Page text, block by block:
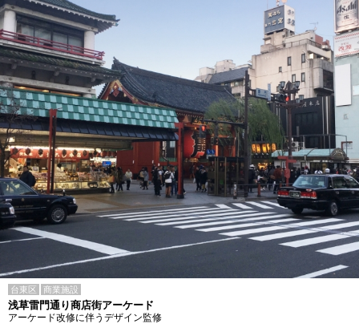
台東区 商業施設
浅草雷門通り商店街アーケード
アーケード改修に伴うデザイン監修